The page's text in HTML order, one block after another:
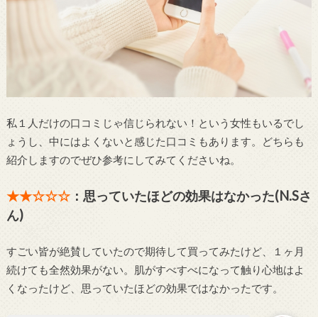
私１人だけの口コミじゃ信じられない！という女性もいるでし
ょうし、中にはよくないと感じた口コミもあります。どちらも
紹介しますのでぜひ参考にしてみてくださいね。
★★☆☆☆：思っていたほどの効果はなかった(N.Sさ
ん)
すごい皆が絶賛していたので期待して買ってみたけど、１ヶ月
続けても全然効果がない。肌がすべすべになって触り心地はよ
くなったけど、思っていたほどの効果ではなかったです。